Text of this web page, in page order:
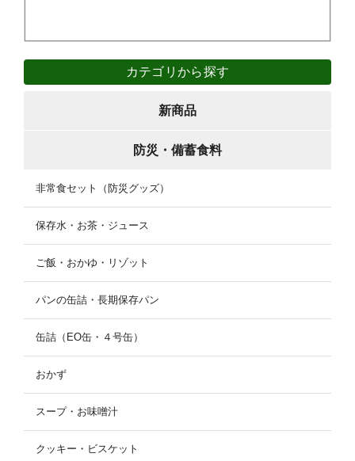
カテゴリから探す
新商品
防災・備蓄食料
非常食セット（防災グッズ）
保存水・お茶・ジュース
ご飯・おかゆ・リゾット
パンの缶詰・長期保存パン
缶詰（EO缶・４号缶）
おかず
スープ・お味噌汁
クッキー・ビスケット